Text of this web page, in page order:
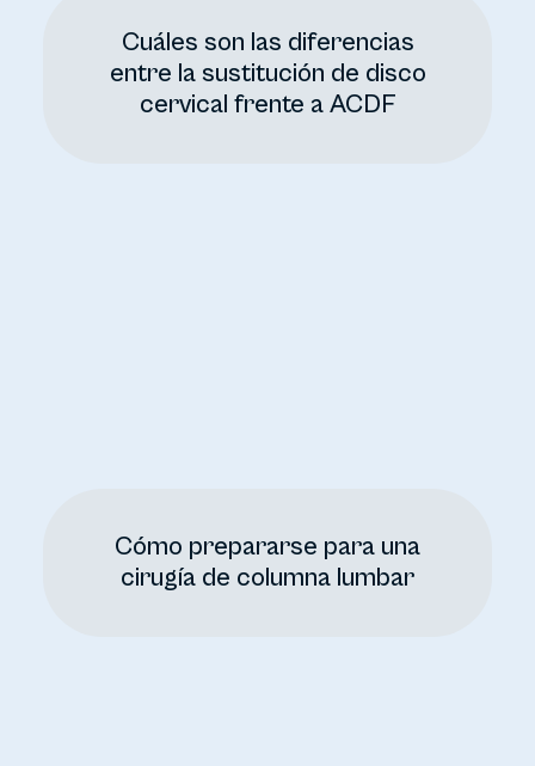
Cuáles son las diferencias
entre la sustitución de disco
cervical frente a ACDF
Cómo prepararse para una
cirugía de columna lumbar